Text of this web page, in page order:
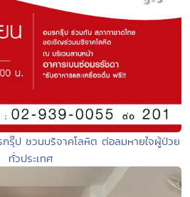
รุ๊ป ชวนบริจาคโลหิต ต่อลมหายใจผู้ป่วย
ทั่วประเทศ